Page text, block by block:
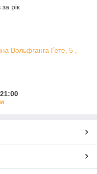
рік
Вольфганга Ґете, 5 ,